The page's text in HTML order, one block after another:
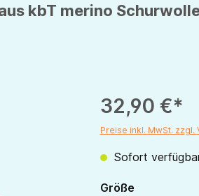
kbT merino
32,90 €*
Preise inkl. MwSt. zzgl.
Sofort
Größeauswählen